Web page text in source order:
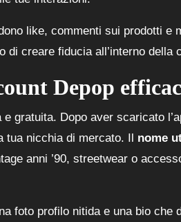
like, commenti sui prodotti e
di creare fiducia all’interno della
Depop
e gratuita. Dopo aver scaricato
tua nicchia di mercato. Il nome
anni ’90, streetwear o
foto profilo nitida e una bio